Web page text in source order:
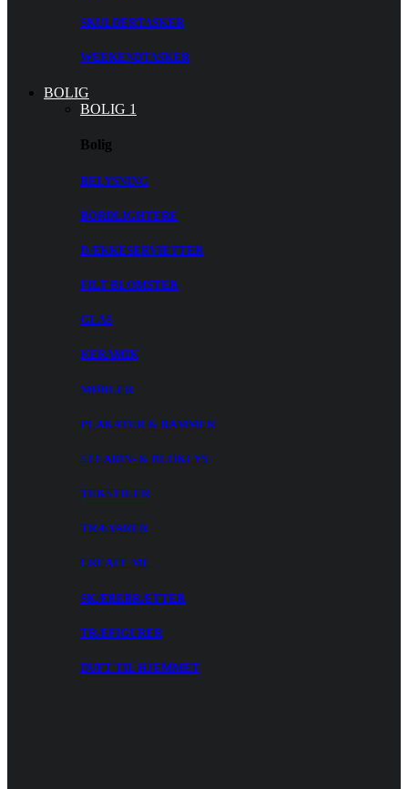
SKULDERTASKER
WEEKENDTASKER
BOLIG
BOLIG 1
Bolig
BELYSNING
BORDLIGHTERE
DÆKKESERVIETTER
FILT BLOMSTER
GLAS
KERAMIK
MØBLER
PLAKATER & RAMMER
STEARIN- & BLOKLYS
TEKSTILER
TRÆVARER
CREATE ME
SKÆREBRÆTTER
TRÆFIGURER
DUFT TIL HJEMMET